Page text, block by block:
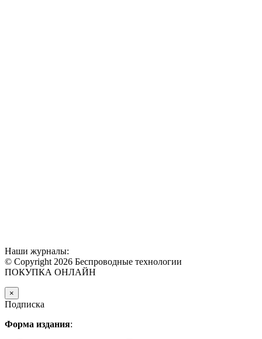
Наши журналы:
© Copyright 2026 Беспроводные технологии
ПОКУПКА ОНЛАЙН
×
Подписка
Форма издания: